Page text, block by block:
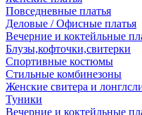
Повседневные платья
Деловые / Офисные платья
Вечерние и коктейльные
Блузы,кофточки,свитерки
Спортивные костюмы
Стильные комбинезоны
Женские свитера и
Туники
Вечерние и коктейльные